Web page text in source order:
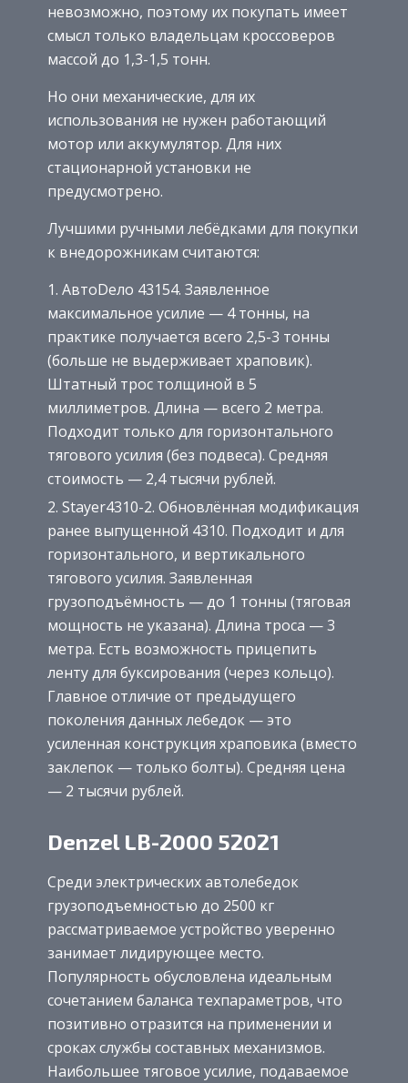
невозможно, поэтому их покупать имеет
смысл только владельцам кроссоверов
массой до 1,3-1,5 тонн.
Но они механические, для их
использования не нужен работающий
мотор или аккумулятор. Для них
стационарной установки не
предусмотрено.
Лучшими ручными лебёдками для покупки
к внедорожникам считаются:
АвтоDело 43154. Заявленное
максимальное усилие — 4 тонны, на
практике получается всего 2,5-3 тонны
(больше не выдерживает храповик).
Штатный трос толщиной в 5
миллиметров. Длина — всего 2 метра.
Подходит только для горизонтального
тягового усилия (без подвеса). Средняя
стоимость — 2,4 тысячи рублей.
Stayer4310-2. Обновлённая модификация
ранее выпущенной 4310. Подходит и для
горизонтального, и вертикального
тягового усилия. Заявленная
грузоподъёмность — до 1 тонны (тяговая
мощность не указана). Длина троса — 3
метра. Есть возможность прицепить
ленту для буксирования (через кольцо).
Главное отличие от предыдущего
поколения данных лебедок — это
усиленная конструкция храповика (вместо
заклепок — только болты). Средняя цена
— 2 тысячи рублей.
Denzel LB-2000 52021
Среди электрических автолебедок
грузоподъемностью до 2500 кг
рассматриваемое устройство уверенно
занимает лидирующее место.
Популярность обусловлена идеальным
сочетанием баланса техпараметров, что
позитивно отразится на применении и
сроках службы составных механизмов.
Наибольшее тяговое усилие, подаваемое